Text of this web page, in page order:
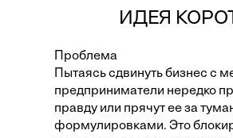
ИДЕЯ
Проблема
Пытаясь сдвинуть бизнес с
предприниматели нередко
правду или прячут ее за
формулировками. Это